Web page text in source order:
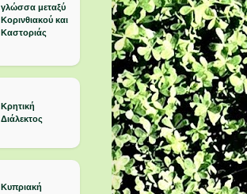
γλώσσα μεταξύ
Κορινθιακού και
Καστοριάς
Κρητική
Διάλεκτος
Κυπριακή